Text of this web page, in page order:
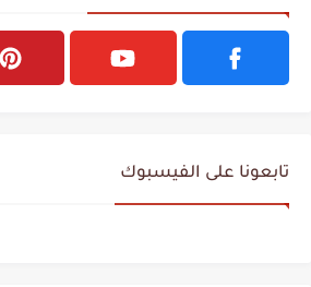
تابعونا على الفيسبوك